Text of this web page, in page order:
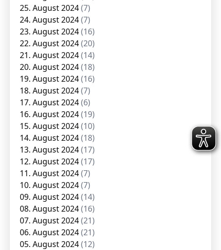
25. August 2024(7)
24. August 2024(7)
23. August 2024(16)
22. August 2024(20)
21. August 2024(14)
20. August 2024(18)
19. August 2024(16)
18. August 2024(7)
17. August 2024(6)
16. August 2024(19)
15. August 2024(10)
14. August 2024(18)
13. August 2024(17)
12. August 2024(17)
11. August 2024(7)
10. August 2024(7)
09. August 2024(14)
08. August 2024(16)
07. August 2024(21)
06. August 2024(21)
05. August 2024(12)